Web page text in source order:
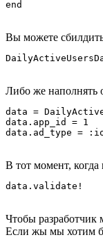
Вы можете
Либо же наполнять
data =
data.app_id = 1
В тот момент,
Чтобы разработчик
Если жы мы хотим